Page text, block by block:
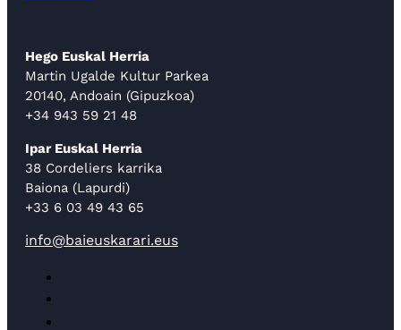
Hego Euskal Herria
Martin Ugalde Kultur Parkea
20140, Andoain (Gipuzkoa)
+34 943 59 21 48
Ipar Euskal Herria
38 Cordeliers karrika
Baiona (Lapurdi)
+33 6 03 49 43 65
info@baieuskarari.eus